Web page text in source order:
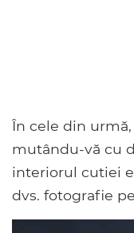
În cele din
mutându-vă cu
interiorul cutiei
dvs. fotografie